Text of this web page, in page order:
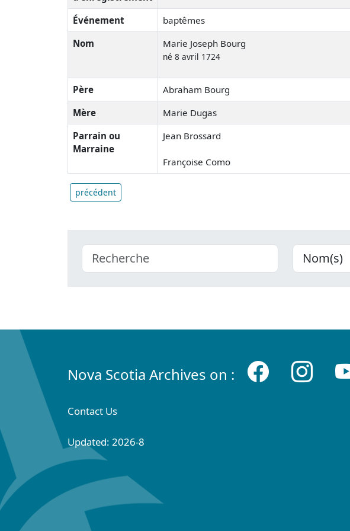
Événement
baptêmes
Nom
Marie Joseph Bourg
né 8 avril 1724
Père
Abraham Bourg
Mère
Marie Dugas
Parrain ou
Marraine
Jean Brossard
Françoise Como
précédent
Nova Scotia Archives on :
Contact Us
Updated: 2026-8